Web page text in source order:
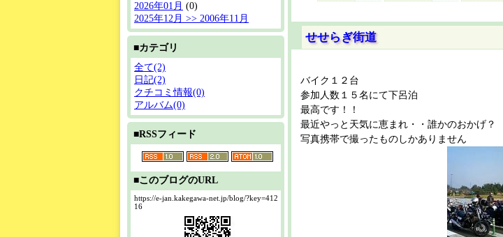
2026年01月 (0)
2025年12月 >> 2006年11月
■カテゴリ
全て(2)
日記(2)
クチコミ情報(0)
アルバム(0)
■RSSフィード
■このブログのURL
https://e-jan.kakegawa-net.jp/blog/?key=412
16
せせらぎ街道
バイク１２台
参加人数１５名にて下呂泊
最高です！！
最近やっと天気に恵まれ・・誰かのおかげ？
写真携帯で撮ったものしかありません